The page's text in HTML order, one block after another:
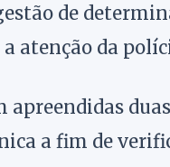
de
atenção da
a fim de